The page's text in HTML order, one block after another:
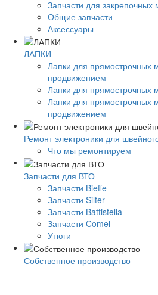
Запчасти для закрепочных
Общие запчасти
Аксессуары
ЛАПКИ
Лапки для прямострочных
продвижением
Лапки для прямострочных
Лапки для прямострочных
продвижением
Ремонт электроники для
Что мы ремонтируем
Запчасти для ВТО
Запчасти Bieffe
Запчасти Silter
Запчасти Battistella
Запчасти Comel
Утюги
Собственное производство